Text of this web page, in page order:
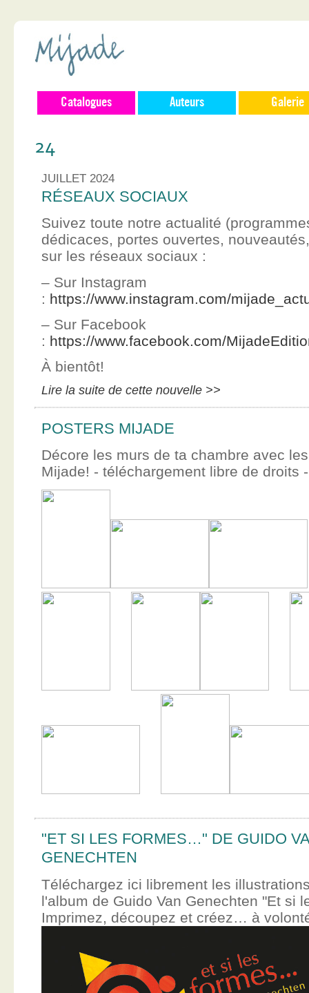
Catalogues Auteurs Galerie
24
JUILLET 2024
RÉSEAUX SOCIAUX
Suivez toute notre actualité
dédicaces, portes ouvertes,
sur les réseaux sociaux :
– Sur Instagram
: https://www.instagram.com/
– Sur Facebook
: https://www.facebook.com/
À bientôt!
Lire la suite de cette nouvelle >>
POSTERS MIJADE
Décore les murs de ta chambre avec
Mijade! - téléchargement libre de droits -
"ET SI LES FORMES…" DE GUIDO
GENECHTEN
Téléchargez ici librement les
l'album de Guido Van Genechten "Et si
Imprimez, découpez et créez… à